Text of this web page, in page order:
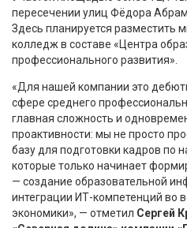
пересечении улиц Фёдора
Здесь планируется разместить
колледж в составе «Центра
профессионального развития».
«Для нашей компании это
сфере среднего
главная сложность и
проактивности: мы не просто
базу для подготовки кадров по
которые только начинает
— создание образовательной
интеграции ИТ-компетенций во
экономики», — отметил Сергей